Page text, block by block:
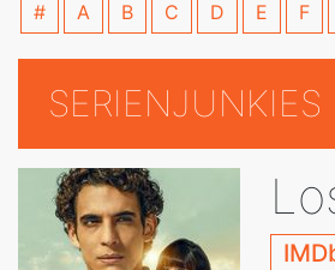
# A B C D E F
SERIENJUNKIES